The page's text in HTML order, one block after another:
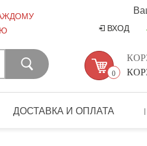
ВХОД
0
ДОСТАВКА И ОПЛАТА |